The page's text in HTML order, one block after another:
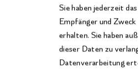
Sie haben jederzeit
Empfänger und
erhalten. Sie haben
dieser Daten zu
Datenverarbeitung